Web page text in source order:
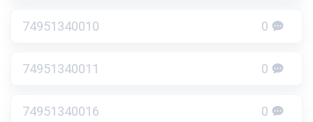
74951340010 0
74951340011 0
74951340016 0